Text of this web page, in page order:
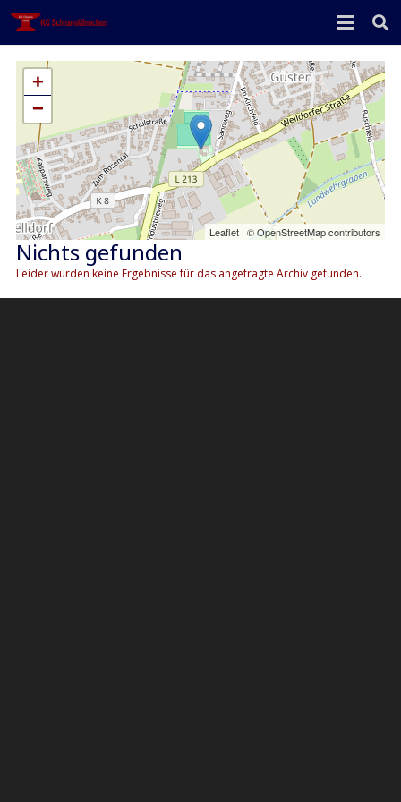
+
−
Leaflet | ©OpenStreetMapcontributors
Nichts gefunden
Leider wurden keine Ergebnisse für das angefragte Archiv gefunden.